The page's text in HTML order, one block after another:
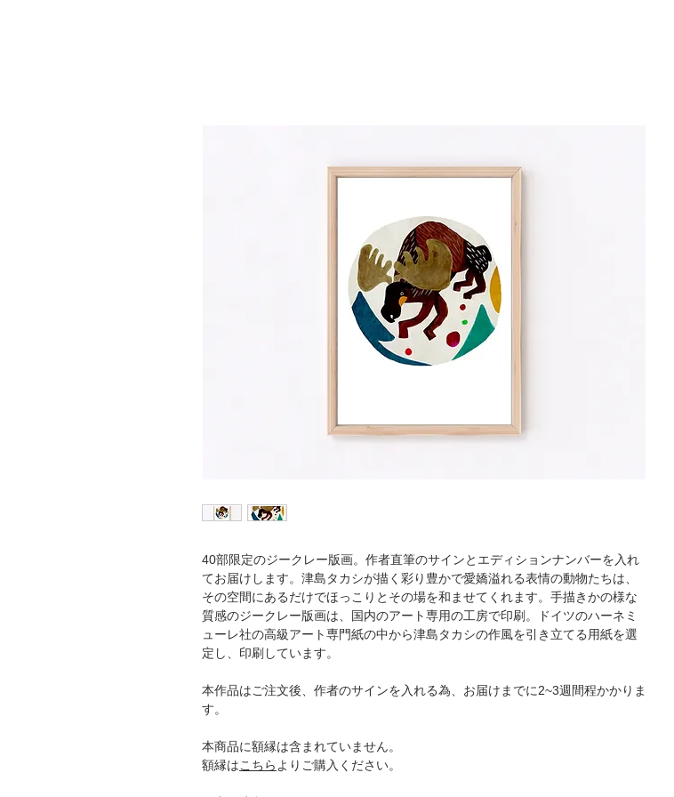
40部限定のジークレー版画。作者直筆のサインとエディションナンバーを入れ
てお届けします。津島タカシが描く彩り豊かで愛嬌溢れる表情の動物たちは、
その空間にあるだけでほっこりとその場を和ませてくれます。手描きかの様な
質感のジークレー版画は、国内のアート専用の工房で印刷。ドイツのハーネミ
ューレ社の高級アート専門紙の中から津島タカシの作風を引き立てる用紙を選
定し、印刷しています。
本作品はご注文後、作者のサインを入れる為、お届けまでに2~3週間程かかりま
す。
本商品に額縁は含まれていません。
額縁はこちら よりご購入ください。